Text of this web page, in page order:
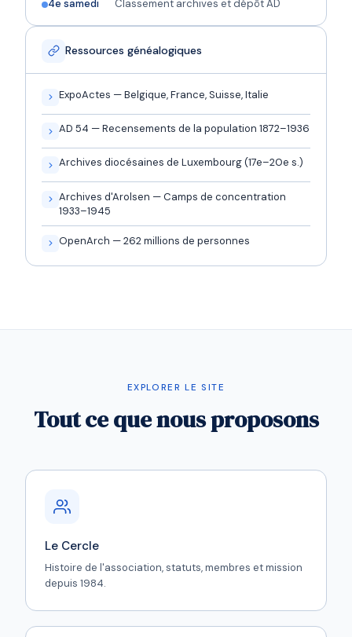
4e samedi Classement archives et dépôt AD
Ressources généalogiques
ExpoActes — Belgique, France, Suisse, Italie
AD 54 — Recensements de la population 1872–1936
Archives diocésaines de Luxembourg (17e–20e s.)
Archives d'Arolsen — Camps de concentration
1933–1945
OpenArch — 262 millions de personnes
EXPLORER LE SITE
Tout ce que nous proposons
Le Cercle
Histoire de l'association, statuts, membres et mission
depuis 1984.